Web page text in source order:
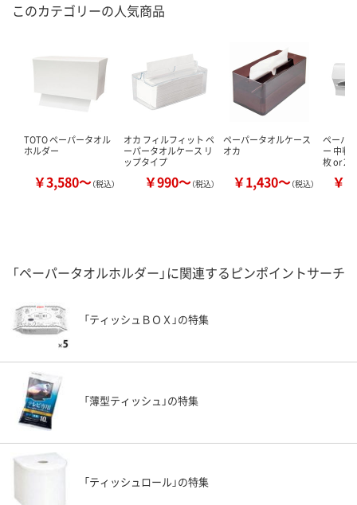
このカテゴリーの人気商品
TOTO ペーパータオル
ホルダー
￥3,580～（税込）
オカ フィルフィット ペ
ーパータオルケース リ
ップタイプ
￥990～（税込）
ペーパータオルケース
オカ
￥1,430～（税込）
ペーパ
ー 中判
枚 or
￥
「ペーパータオルホルダー」に関連するピンポイントサーチ
「ティッシュＢＯＸ」の特集
「薄型ティッシュ」の特集
「ティッシュロール」の特集